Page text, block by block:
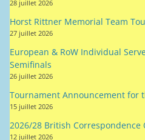
European & RoW Individual
Semifinals
26 juillet 2026
Tournament Announcement for
15 juillet 2026
2026/28 British Correspondence
12 juillet 2026
13th International Clergy Polish
Championship
29 juin 2026